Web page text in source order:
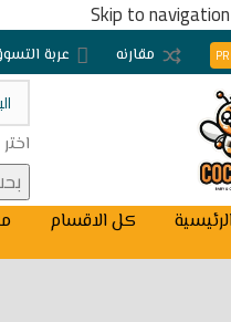
Skip to navigation
مقارنه عربة
كل الاقسام